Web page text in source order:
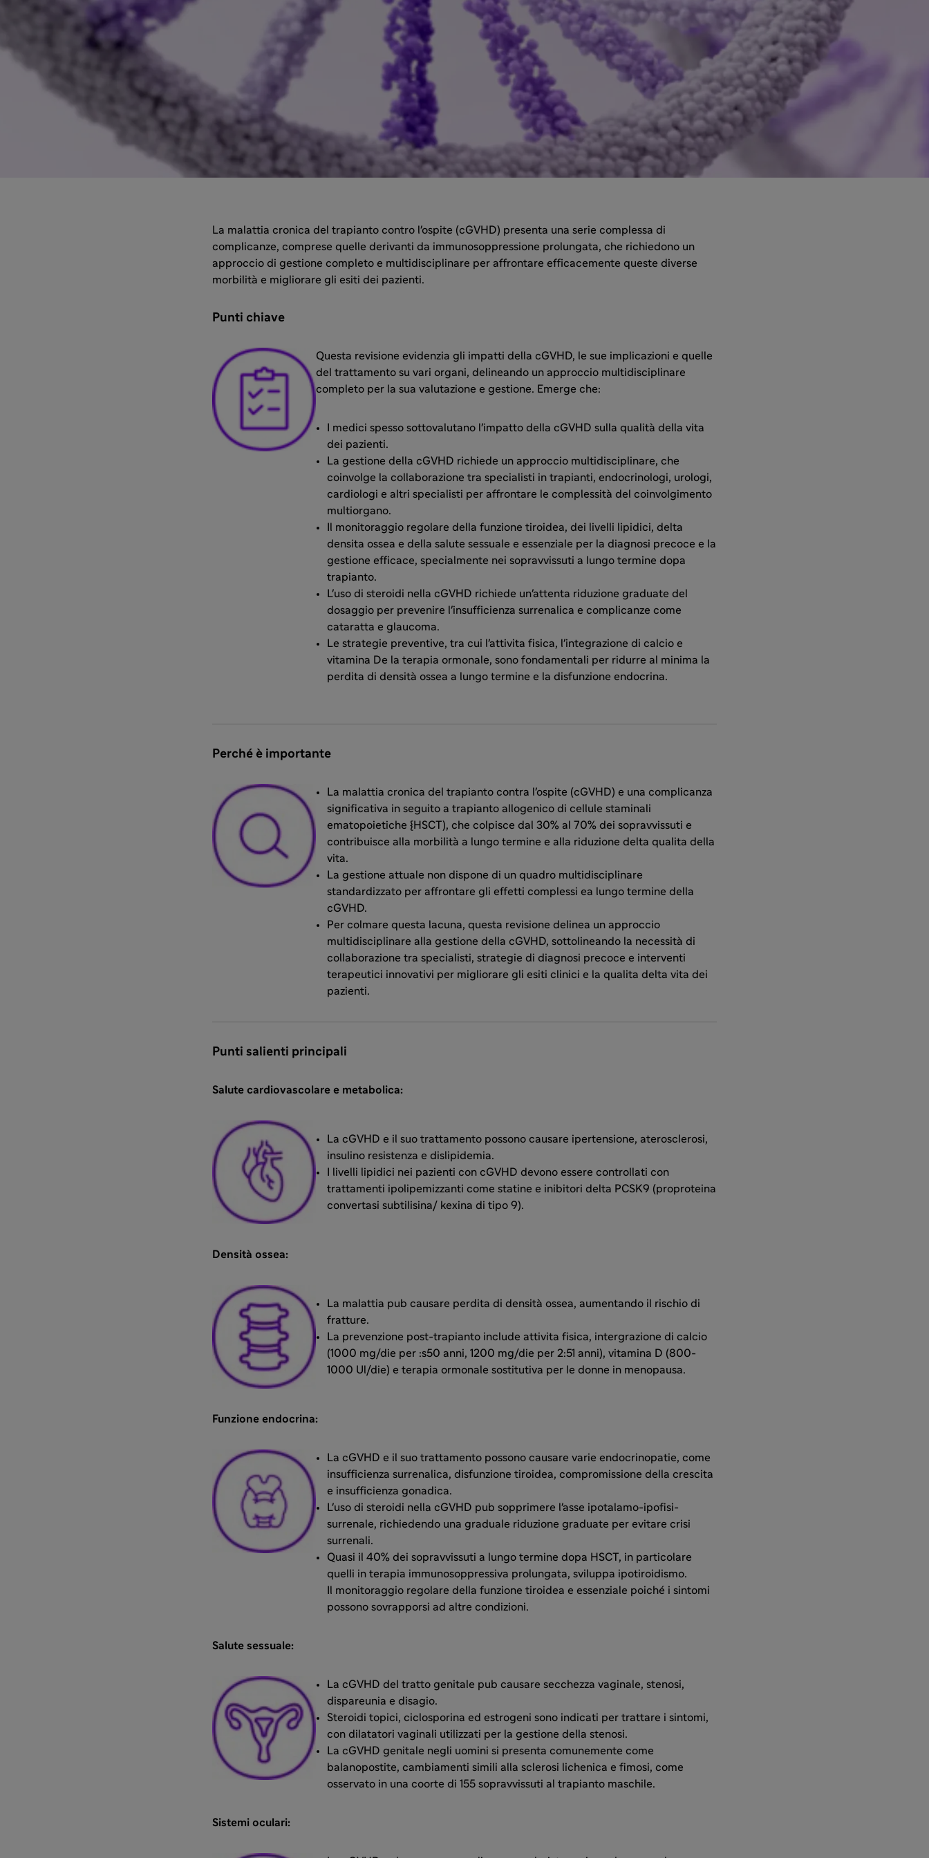
La malattia cronica del trapianto contro l'ospite (cGVHD) presenta una serie complessa di
complicanze, comprese quelle derivanti da immunosoppressione prolungata, che richiedono un
approccio di gestione completo e multidisciplinare per affrontare efficacemente queste diverse
morbilità e migliorare gli esiti dei pazienti.
Punti chiave
Questa revisione evidenzia gli impatti della cGVHD, le sue implicazioni e quelle
del trattamento su vari organi, delineando un approccio multidisciplinare
completo per la sua valutazione e gestione. Emerge che:
I medici spesso sottovalutano l'impatto della cGVHD sulla qualità della vita
dei pazienti.
La gestione della cGVHD richiede un approccio multidisciplinare, che
coinvolge la collaborazione tra specialisti in trapianti, endocrinologi, urologi,
cardiologi e altri specialisti per affrontare le complessità del coinvolgimento
multiorgano.
Il monitoraggio regolare della funzione tiroidea, dei livelli lipidici, delta
densita ossea e della salute sessuale e essenziale per la diagnosi precoce e la
gestione efficace, specialmente nei sopravvissuti a lungo termine dopa
trapianto.
L'uso di steroidi nella cGVHD richiede un'attenta riduzione graduate del
dosaggio per prevenire l'insufficienza surrenalica e complicanze come
cataratta e glaucoma.
Le strategie preventive, tra cui l'attivita fisica, l'integrazione di calcio e
vitamina De la terapia ormonale, sono fondamentali per ridurre al minima la
perdita di densità ossea a lungo termine e la disfunzione endocrina.
Perché è importante
La malattia cronica del trapianto contra l'ospite (cGVHD) e una complicanza
significativa in seguito a trapianto allogenico di cellule staminali
ematopoietiche {HSCT), che colpisce dal 30% al 70% dei sopravvissuti e
contribuisce alla morbilità a lungo termine e alla riduzione delta qualita della
vita.
La gestione attuale non dispone di un quadro multidisciplinare
standardizzato per affrontare gli effetti complessi ea lungo termine della
cGVHD.
Per colmare questa lacuna, questa revisione delinea un approccio
multidisciplinare alla gestione della cGVHD, sottolineando la necessità di
collaborazione tra specialisti, strategie di diagnosi precoce e interventi
terapeutici innovativi per migliorare gli esiti clinici e la qualita delta vita dei
pazienti.
Punti salienti principali
Salute cardiovascolare e metabolica:
La cGVHD e il suo trattamento possono causare ipertensione, aterosclerosi,
insulino­ resistenza e dislipidemia.
I livelli lipidici nei pazienti con cGVHD devono essere controllati con
trattamenti ipolipemizzanti come statine e inibitori delta PCSK9 (proproteina
convertasi subtilisina/ kexina di tipo 9).
Densità ossea:
La malattia pub causare perdita di densità ossea, aumentando il rischio di
fratture.
La prevenzione post-trapianto include attivita fisica, intergrazione di calcio
(1000 mg/die per :s50 anni, 1200 mg/die per 2:51 anni), vitamina D (800-
1000 Ul/die) e terapia ormonale sostitutiva per le donne in menopausa.
Funzione endocrina:
La cGVHD e il suo trattamento possono causare varie endocrinopatie, come
insufficienza surrenalica, disfunzione tiroidea, compromissione della crescita
e insufficienza gonadica.
L'uso di steroidi nella cGVHD pub sopprimere l'asse ipotalamo-ipofisi-
surrenale, richiedendo una graduale riduzione graduate per evitare crisi
surrenali.
Quasi il 40% dei sopravvissuti a lungo termine dopa HSCT, in particolare
quelli in terapia immunosoppressiva prolungata, sviluppa ipotiroidismo.
Il monitoraggio regolare della funzione tiroidea e essenziale poiché i sintomi
possono sovrapporsi ad altre condizioni.
Salute sessuale:
La cGVHD del tratto genitale pub causare secchezza vaginale, stenosi,
dispareunia e disagio.
Steroidi topici, ciclosporina ed estrogeni sono indicati per trattare i sintomi,
con dilatatori vaginali utilizzati per la gestione della stenosi.
La cGVHD genitale negli uomini si presenta comunemente come
balanopostite, cambiamenti simili alla sclerosi lichenica e fimosi, come
osservato in una coorte di 155 sopravvissuti al trapianto maschile.
Sistemi oculari: